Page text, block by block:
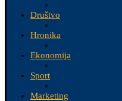
Društvo
Hronika
Ekonomija
Sport
Marketing